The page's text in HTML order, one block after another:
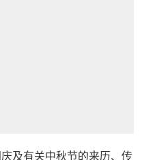
及有关中秋节的来历、传